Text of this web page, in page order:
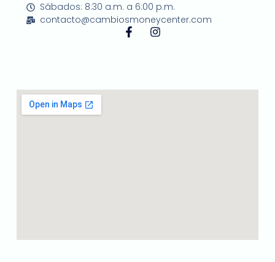
Sábados: 8:30 a.m. a 6:00 p.m.
contacto@cambiosmoneycenter.com